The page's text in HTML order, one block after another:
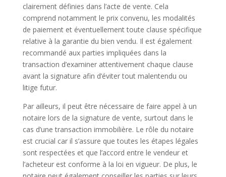
clairement définies dans l’acte de vente. Cela
comprend notamment le prix convenu, les modalités
de paiement et éventuellement toute clause spécifique
relative à la garantie du bien vendu. Il est également
recommandé aux parties impliquées dans la
transaction d’examiner attentivement chaque clause
avant la signature afin d’éviter tout malentendu ou
litige futur.
Par ailleurs, il peut être nécessaire de faire appel à un
notaire lors de la signature de vente, surtout dans le
cas d’une transaction immobilière. Le rôle du notaire
est crucial car il s’assure que toutes les étapes légales
sont respectées et que l’accord entre le vendeur et
l’acheteur est conforme à la loi en vigueur. De plus, le